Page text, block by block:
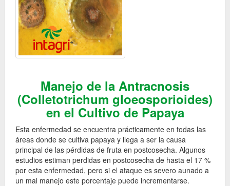
Manejo de la Antracnosis
(Colletotrichum gloeosporioides)
en el Cultivo de Papaya
Esta enfermedad se encuentra prácticamente en todas las
áreas donde se cultiva papaya y llega a ser la causa
principal de las pérdidas de fruta en postcosecha. Algunos
estudios estiman perdidas en postcosecha de hasta el 17 %
por esta enfermedad, pero si el ataque es severo aunado a
un mal manejo este porcentaje puede incrementarse.